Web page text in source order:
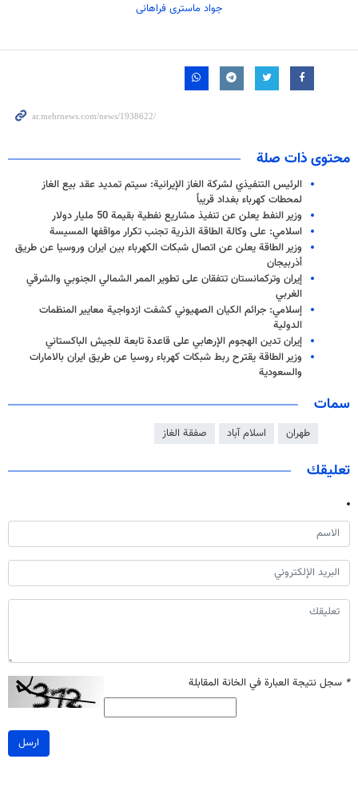
جواد ماستری فراهانی
محتوى ذات صلة
الرئيس التنفيذي لشركة الغاز الإيرانية: سيتم تمديد عقد بيع الغاز
لمحطات كهرباء بغداد قريباً
وزير النفط يعلن عن تنفيذ مشاريع نفطية بقيمة 50 مليار دولار
اسلامي: على وكالة الطاقة الذرية تجنب تكرار مواقفها المسيسة
وزير الطاقة يعلن عن اتصال شبكات الكهرباء بين ايران وروسيا عن طريق
أذربيجان
إيران وتركمانستان تتفقان على تطوير الممر الشمالي الجنوبي والشرقي
الغربي
إسلامي: جرائم الكيان الصهيوني كشفت ازدواجية معايير المنظمات
الدولية
إيران تدين الهجوم الإرهابي على قاعدة تابعة للجيش الباكستاني
وزير الطاقة يقترح ربط شبكات كهرباء روسيا عن طريق ايران بالامارات
والسعودية
سمات
طهران اسلام آباد صفقة الغاز
تعليقك
* سجل نتيجة العبارة في الخانة المقابلة
ارسل